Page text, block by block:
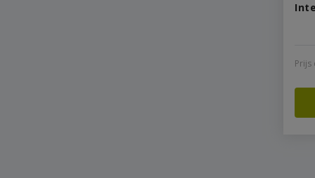
Prijs